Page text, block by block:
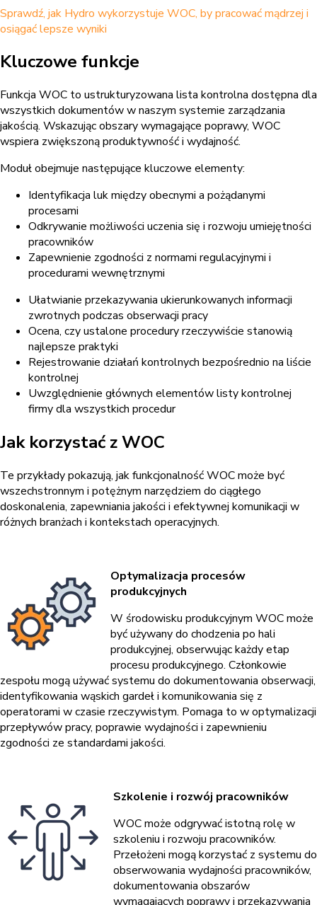
Sprawdź, jak Hydro wykorzystuje WOC, by pracować mądrzej i
osiągać lepsze wyniki
Kluczowe funkcje
Funkcja WOC to ustrukturyzowana lista kontrolna dostępna dla
wszystkich dokumentów w naszym systemie zarządzania
jakością. Wskazując obszary wymagające poprawy, WOC
wspiera zwiększoną produktywność i wydajność.
Moduł obejmuje następujące kluczowe elementy:
Identyfikacja luk między obecnymi a pożądanymi
procesami
Odkrywanie możliwości uczenia się i rozwoju umiejętności
pracowników
Zapewnienie zgodności z normami regulacyjnymi i
procedurami wewnętrznymi
Ułatwianie przekazywania ukierunkowanych informacji
zwrotnych podczas obserwacji pracy
Ocena, czy ustalone procedury rzeczywiście stanowią
najlepsze praktyki
Rejestrowanie działań kontrolnych bezpośrednio na liście
kontrolnej
Uwzględnienie głównych elementów listy kontrolnej
firmy dla wszystkich procedur
Jak korzystać z WOC
Te przykłady pokazują, jak funkcjonalność WOC może być
wszechstronnym i potężnym narzędziem do ciągłego
doskonalenia, zapewniania jakości i efektywnej komunikacji w
różnych branżach i kontekstach operacyjnych.
Optymalizacja procesów
produkcyjnych
W środowisku produkcyjnym WOC może
być używany do chodzenia po hali
produkcyjnej, obserwując każdy etap
procesu produkcyjnego. Członkowie
zespołu mogą używać systemu do dokumentowania obserwacji,
identyfikowania wąskich gardeł i komunikowania się z
operatorami w czasie rzeczywistym. Pomaga to w optymalizacji
przepływów pracy, poprawie wydajności i zapewnieniu
zgodności ze standardami jakości.
Szkolenie i rozwój pracowników
WOC może odgrywać istotną rolę w
szkoleniu i rozwoju pracowników.
Przełożeni mogą korzystać z systemu do
obserwowania wydajności pracowników,
dokumentowania obszarów
wymagających poprawy i przekazywania